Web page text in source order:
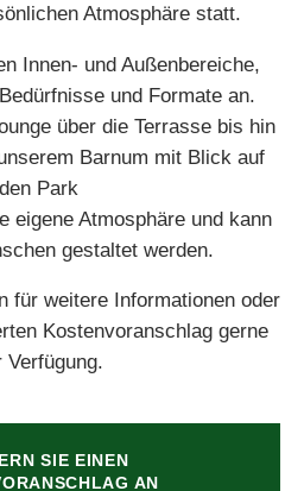
Atmosphäre statt.
Innen- und Außenbereiche,
und Formate an.
über die Terrasse bis hin
Barnum mit Blick auf
den Park
eigene Atmosphäre und kann
gestaltet werden.
für weitere Informationen oder
Kostenvoranschlag gerne
Verfügung.
SIE EINEN
AN